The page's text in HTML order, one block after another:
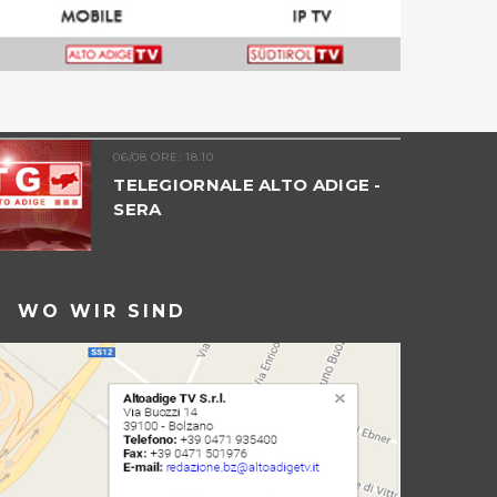
06/08 ORE: 18.10
TELEGIORNALE ALTO ADIGE -
SERA
WO WIR SIND